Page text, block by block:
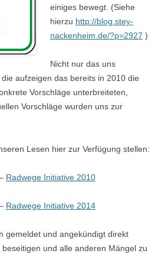
einiges bewegt. (Siehe
hierzu http://blog.stey-
nackenheim.de/?p=2927 )
Nicht nur das uns
aufzeigen das bereits in 2010 die
Vorschläge unterbreiteten,
Vorschläge wurden uns zur
Lesen hier zur Verfügung stellen:
Radwege Initiative 2010
Radwege Initiative 2014
gemeldet und angekündigt direkt
und alle anderen Mängel zu